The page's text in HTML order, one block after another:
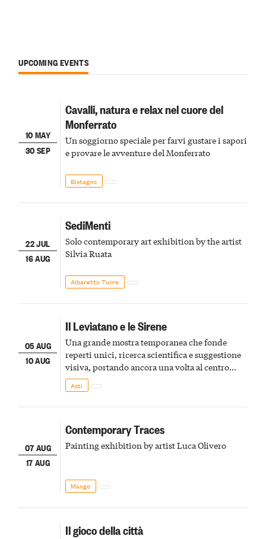
UPCOMING EVENTS
10 MAY
30 SEP
Cavalli, natura e relax nel cuore del
Monferrato
Un soggiorno speciale per farvi gustare i sapori
e provare le avventure del Monferrato
Bistagno
22 JUL
16 AUG
SediMenti
Solo contemporary art exhibition by the artist
Silvia Ruata
Albaretto Torre
05 AUG
10 AUG
Il Leviatano e le Sirene
Una grande mostra temporanea che fonde
reperti unici, ricerca scientifica e suggestione
visiva, portando ancora una volta al centro
della scena le meraviglie del passato astigiano
Asti
07 AUG
17 AUG
Contemporary Traces
Painting exhibition by artist Luca Olivero
Mango
Il gioco della città